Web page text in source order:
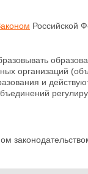
Российской
организаций
и